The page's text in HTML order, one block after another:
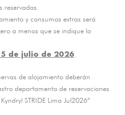
reservadas.
y consumos extras será
a menos que se indique lo
de julio de 2026
de alojamiento deberán
departamento de reservaciones
STRIDE Lima Jul2026”